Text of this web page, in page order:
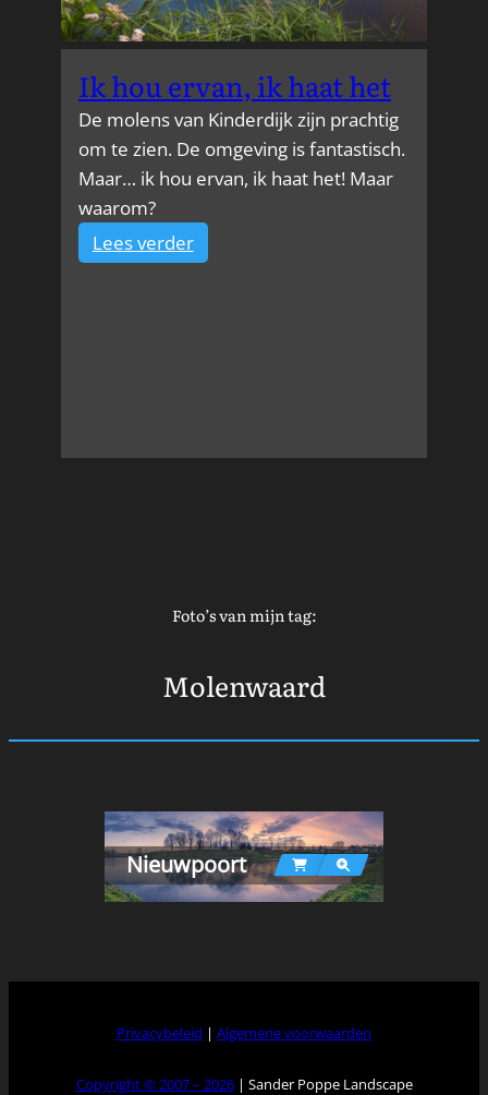
Ik hou ervan, ik haat het
De molens van Kinderdijk zijn prachtig
om te zien. De omgeving is fantastisch.
Maar… ik hou ervan, ik haat het! Maar
waarom?
Lees verder:
Ik
Foto’s van mijn tag:
Molenwaard
Nieuwpoort
Privacybeleid | Algemene voorwaarden
Copyright © 2007 – 2026| Sander Poppe Landscape